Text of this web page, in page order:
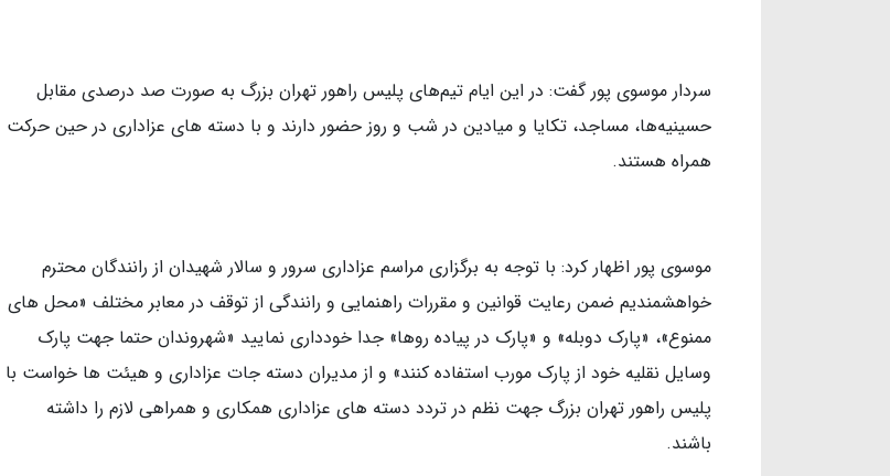
سردار موسوی پور گفت: در این ایام تیم‌های پلیس راهور تهران بزرگ به صورت صد درصدی مقابل
حسینیه‌ها، مساجد، تکایا و میادین در شب و روز حضور دارند و با دسته های عزاداری در حین حرکت
همراه هستند.
موسوی پور اظهار کرد: با توجه به برگزاری مراسم عزاداری سرور و سالار شهیدان از رانندگان محترم
خواهشمندیم ضمن رعایت قوانین ‌و مقررات راهنمایی و رانندگی از توقف در معابر مختلف «محل های
ممنوع»، «پارک دوبله» و «پارک در پیاده روها» جدا خودداری نمایید «شهروندان حتما جهت پارک
وسایل نقلیه خود از پارک مورب استفاده کنند» و از مدیران دسته جات عزاداری و هیئت ها خواست با
پلیس راهور تهران بزرگ جهت نظم در تردد دسته های عزاداری همکاری و همراهی لازم را داشته
باشند.